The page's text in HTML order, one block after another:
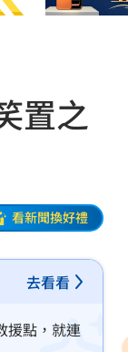
置之
看新聞換好禮
去看看
援點，就連